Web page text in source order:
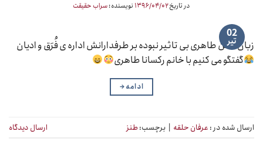
در تاریخ۱۳۹۶/۰۴/۰۲ نویسنده:سراب حقیقت
02
تیر
زبان الکن طاهری بی تاثیر نبوده بر طرفدارانش اداره ی فُرَق و ادیان
گفتگو می کنیم با خانم رکسانا طاهری
ادامه→
ارسال شده در : عرفان حلقه | برچسب:طنز ارسال دیدگاه